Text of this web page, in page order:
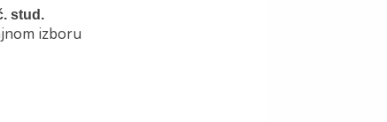
stud.
izboru